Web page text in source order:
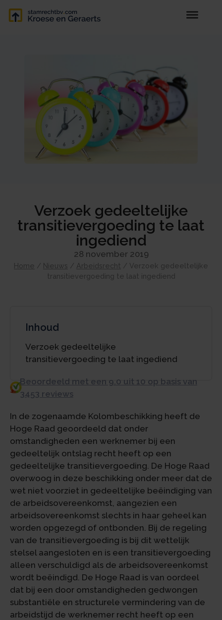
Verzoek gedeeltelijke
transitievergoeding te laat
ingediend
28 november 2019
Home / Nieuws / Arbeidsrecht / Verzoek gedeeltelijke
transitievergoeding te laat ingediend
Inhoud
Verzoek gedeeltelijke
transitievergoeding te laat ingediend
Beoordeeld met een 9.0 uit 10 op basis van
3453 reviews
In de zogenaamde Kolombeschikking heeft de
Hoge Raad geoordeeld dat onder
omstandigheden een werknemer bij een
gedeeltelijk ontslag recht heeft op een
gedeeltelijke transitievergoeding. De Hoge Raad
overwoog in deze beschikking onder meer dat de
wet niet voorziet in gedeeltelijke beëindiging van
de arbeidsovereenkomst, aangezien een
arbeidsovereenkomst slechts in haar geheel kan
worden opgezegd of ontbonden. Bij de regeling
van de transitievergoeding is bij dit wettelijk
stelsel aangesloten en is een transitievergoeding
alleen verschuldigd als de arbeidsovereenkomst
wordt beëindigd. De Hoge Raad is van oordeel
dat bij een door omstandigheden gedwongen
substantiële en structurele vermindering van de
arbeidstijd de werknemer recht heeft op een